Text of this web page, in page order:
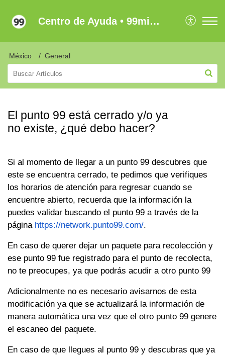
Centro de Ayuda • 99minutos Latam
México General
El punto 99 está cerrado y/o ya
no existe, ¿qué debo hacer?
Si al momento de llegar a un punto 99 descubres que
este se encuentra cerrado, te pedimos que verifiques
los horarios de atención para regresar cuando se
encuentre abierto, recuerda que la información la
puedes validar buscando el punto 99 a través de la
página https://network.punto99.com/.
En caso de querer dejar un paquete para recolección y
ese punto 99 fue registrado para el punto de recolecta,
no te preocupes, ya que podrás acudir a otro punto 99
Adicionalmente no es necesario avisarnos de esta
modificación ya que se actualizará la información de
manera automática una vez que el otro punto 99 genere
el escaneo del paquete.
En caso de que llegues al punto 99 y descubras que ya